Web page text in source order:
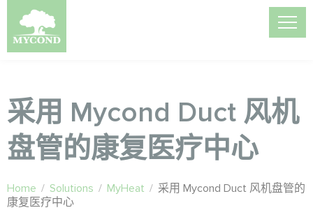
采用 Mycond Duct 风机
盘管的康复医疗中心
Home / Solutions / MyHeat / 采用 Mycond Duct 风机盘管的
康复医疗中心